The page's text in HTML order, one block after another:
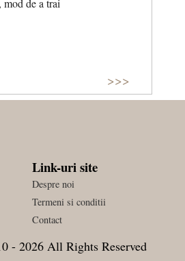
de a trai
>>>
Link-uri site
Despre noi
Termeni si conditii
Contact
- 2026 All Rights Reserved